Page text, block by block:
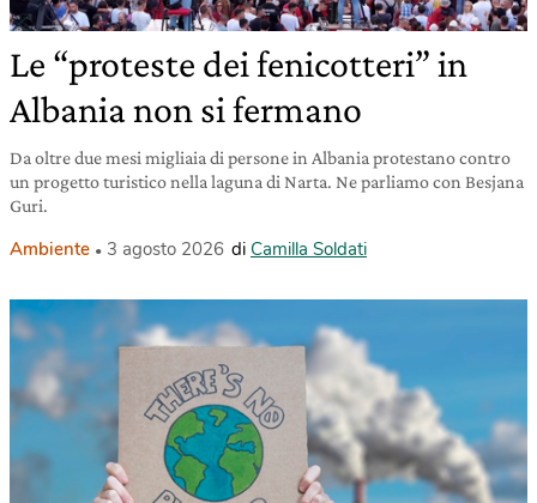
Le “proteste dei fenicotteri” in
Albania non si fermano
Da oltre due mesi migliaia di persone in Albania protestano contro
un progetto turistico nella laguna di Narta. Ne parliamo con Besjana
Guri.
Ambiente 3 agosto 2026 di Camilla Soldati